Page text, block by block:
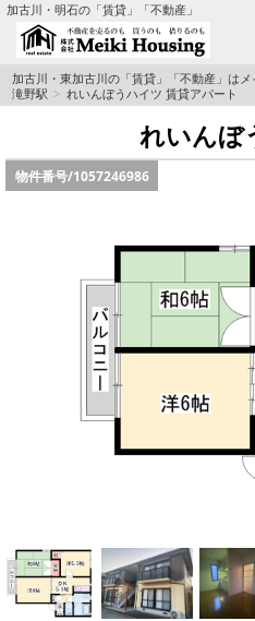
加古川・明石の「賃貸」「不動産」
TOPページ
☆メイキハウジングオスス
都市ガス物件
ファミリー物件
ペットOK物件
保証人不要物件
地域から探す
地図から探す
加古川・東加古川の「賃貸」「不動産」は
滝野駅
れいんぼうハイツ 賃貸アパート
れいんぼ
物件番号/1057246986